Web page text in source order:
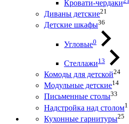
Кровати-чердаки
Диваны детские21
Детские шкафы36
Угловые0
Стеллажи13
Комоды для детской24
Модульные детские14
Письменные столы33
Надстройка над столом1
Кухонные гарнитуры25